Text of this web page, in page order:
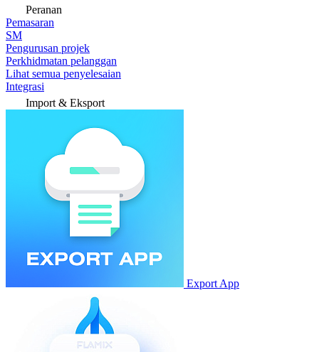
Peranan
Pemasaran
SM
Pengurusan projek
Perkhidmatan pelanggan
Lihat semua penyelesaian
Integrasi
Import & Eksport
Export App